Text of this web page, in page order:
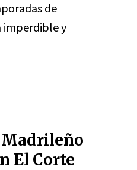
de
imperdible y
Madrileño
El Corte